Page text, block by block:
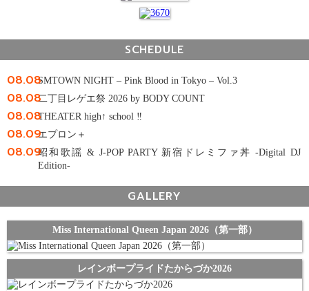
SCHEDULE
08.08SMTOWN NIGHT – Pink Blood in Tokyo – Vol.3
08.08二丁目レゲエ祭 2026 by BODY COUNT
08.08THEATER high↑ school ‼
08.09エプロン＋
08.09昭和歌謡 & J-POP PARTY 新宿ドレミファ丼 -Digital DJ
Edition-
GALLERY
Miss International Queen Japan 2026（第一部）
レインボープライドたからづか2026